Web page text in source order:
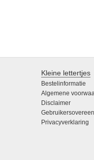
Kleine lettertjes
Bestelinformatie
Algemene
Disclaimer
Privacyverklaring